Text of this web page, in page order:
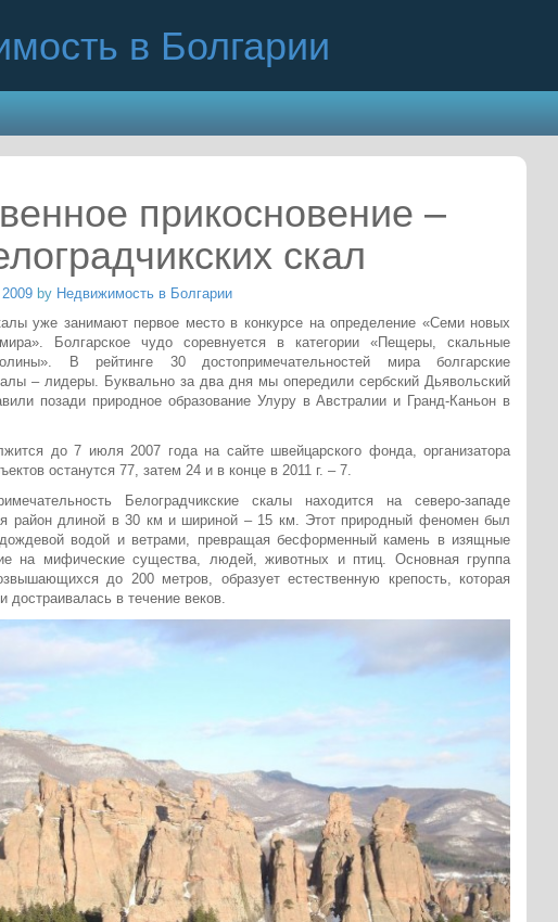
в Болгарии
прикосновение –
скал
by Недвижимость в Болгарии
уже занимают первое место в конкурсе на определение «Семи новых
Болгарское чудо соревнуется в категории «Пещеры, скальные
В рейтинге 30 достопримечательностей мира болгарские
– лидеры. Буквально за два дня мы опередили сербский Дьявольский
позади природное образование Улуру в Австралии и Гранд-Каньон в
до 7 июля 2007 года на сайте швейцарского фонда, организатора
останутся 77, затем 24 и в конце в 2011 г. – 7.
Белоградчикские скалы находится на северо-западе
район длиной в 30 км и шириной – 15 км. Этот природный феномен был
водой и ветрами, превращая бесформенный камень в изящные
на мифические существа, людей, животных и птиц. Основная группа
до 200 метров, образует естественную крепость, которая
достраивалась в течение веков.